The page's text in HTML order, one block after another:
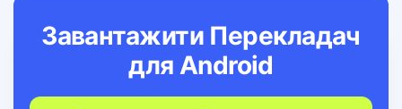
Завантажити Перекладач
для Android